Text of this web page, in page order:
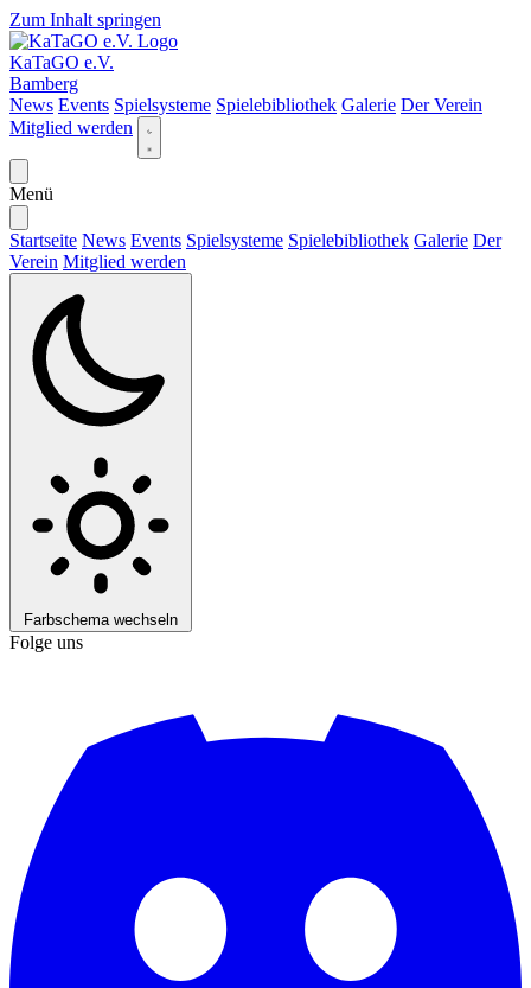
Zum Inhalt springen
KaTaGO e.V.
Bamberg
News Events Spielsysteme Spielebibliothek Galerie Der Verein
Mitglied werden
Menü
Startseite News Events Spielsysteme Spielebibliothek Galerie Der
Verein Mitglied werden
Farbschema wechseln
Folge uns